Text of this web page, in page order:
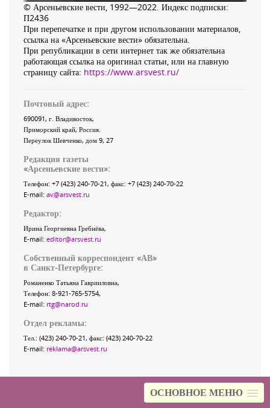
ОСНОВНОЕ МЕНЮ
© Арсеньевские вести, 1992—2022. Индекс подписки:
П2436
При перепечатке и при другом использовании материалов,
ссылка на «Арсеньевские вести» обязательна.
При републикации в сети интернет так же обязательна
работающая ссылка на оригинал статьи, или на главную
страницу сайта: https://www.arsvest.ru/
Почтовый адрес:
690091, г. Владивосток,
Приморский край, Россия
Переулок Шевченко, дом 9, 27
Редакция газеты
«Арсеньевские вести»:
Телефон: +7 (423) 240-70-21, факс: +7 (423) 240-70-22
E-mail: av@arsvest.ru
Редактор:
Ирина Георгиевна Гребнёва,
E-mail: editor@arsvest.ru
Собственный корреспондент «АВ»
в Санкт-Петербурге:
Романенко Татьяна Гаврииловна,
Телефон: 8-921-765-5754,
E-mail: rtg@narod.ru
Отдел рекламы:
Тел.: (423) 240-70-21, факс: (423) 240-70-22
E-mail: reklama@arsvest.ru